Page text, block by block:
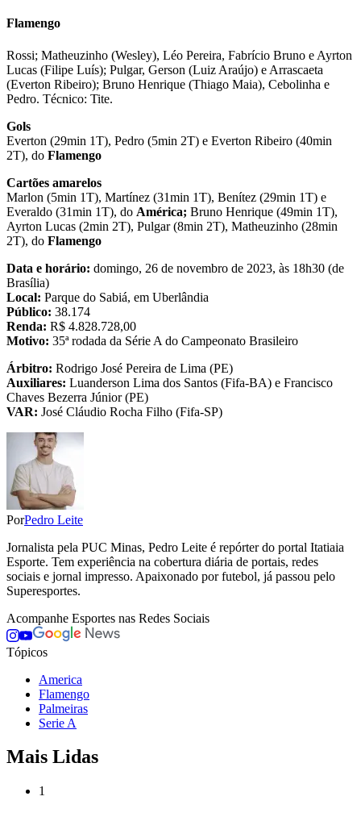
Flamengo
Rossi; Matheuzinho (Wesley), Léo Pereira, Fabrício Bruno e Ayrton
Lucas (Filipe Luís); Pulgar, Gerson (Luiz Araújo) e Arrascaeta
(Everton Ribeiro); Bruno Henrique (Thiago Maia), Cebolinha e
Pedro. Técnico: Tite.
Gols
Everton (29min 1T), Pedro (5min 2T) e Everton Ribeiro (40min
2T), do Flamengo
Cartões amarelos
Marlon (5min 1T), Martínez (31min 1T), Benítez (29min 1T) e
Everaldo (31min 1T), do América; Bruno Henrique (49min 1T),
Ayrton Lucas (2min 2T), Pulgar (8min 2T), Matheuzinho (28min
2T), do Flamengo
Data e horário: domingo, 26 de novembro de 2023, às 18h30 (de
Brasília)
Local: Parque do Sabiá, em Uberlândia
Público: 38.174
Renda: R$ 4.828.728,00
Motivo: 35ª rodada da Série A do Campeonato Brasileiro
Árbitro: Rodrigo José Pereira de Lima (PE)
Auxiliares: Luanderson Lima dos Santos (Fifa-BA) e Francisco
Chaves Bezerra Júnior (PE)
VAR: José Cláudio Rocha Filho (Fifa-SP)
PorPedro Leite
Jornalista pela PUC Minas, Pedro Leite é repórter do portal Itatiaia
Esporte. Tem experiência na cobertura diária de portais, redes
sociais e jornal impresso. Apaixonado por futebol, já passou pelo
Superesportes.
Acompanhe Esportes nas Redes Sociais
Tópicos
America
Flamengo
Palmeiras
Serie A
Mais Lidas
1